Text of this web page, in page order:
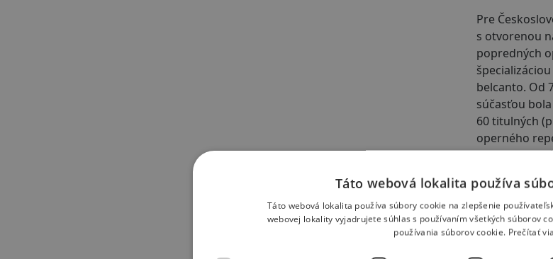
Pre
s otvorenou
popredných
belcanto. Od
súčasťou
60 titulných
operného
aj koncertnej
V Edite
Táto webová lokalita používa
Táto webová lokalita používa súbory cookie na zlepšenie
webovej lokality vyjadrujete súhlas s používaním všetkých súborov
používania súborov cookie. Prečítať